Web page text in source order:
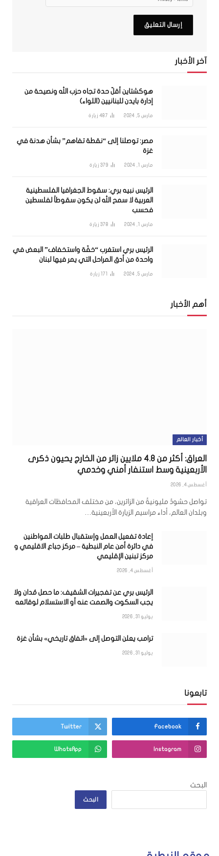
آخر الأخبار
هوكشتاين أقلّ حدة تجاه حزب الله ونصيحة من
إدارة بايدن للبنانيين (اللواء)
مارس 5, 2024 487 زيارة
مصر: توصلنا إلى “نقطة تفاهم” بشأن هدنة في
غزة
مارس 1, 2024 379 زيارة
الرئيس نبيه بري: سقوط الجغرافيا الفلسطينية
العربية لا سمح الله لن يكون سقوطاً لفلسطين
فحسب
مارس 1, 2024 378 زيارة
الرئيس بري استغرب “خفّة واستخفاف” البعض في
واحدة من أدق المراحل التي يمر فيها لبنان
مارس 5, 2024 171 زيارة
أهم الأخبار
أخبار العالم
العراق: أكثر من 4.8 ملايين زائر من الخارج يحيون ذكرى
الأربعينية وسط استنفار أمني وخدمي
أغسطس 4, 2026
تواصل حشودٌ مليونيةٌ من الزائرين، من مختلف المحافظات العراقية
وبلدان العالم، أداء مراسيم الزيارة الأربعينية…
إعادة تفعيل العمل وإستقبال طلبات المواطنين
في دائرة أمن عام النبطية – مركز جباع الاقليمي و
مركز تبنين الإقليمي
أغسطس 4, 2026
الرئيس بري عن تفجيرات الشقيف: ما حصل مُدان ولا
يجب السكوت والصمت عنه أو الاستسلام لوقائعه
يوليو 31, 2026
ترامب يعلن التوصل إلى «اتفاق تاريخي» بشأن غزة
يوليو 31, 2026
تابعونا
Facebook
Twitter
Instagram
WhatsApp
البحث
البحث